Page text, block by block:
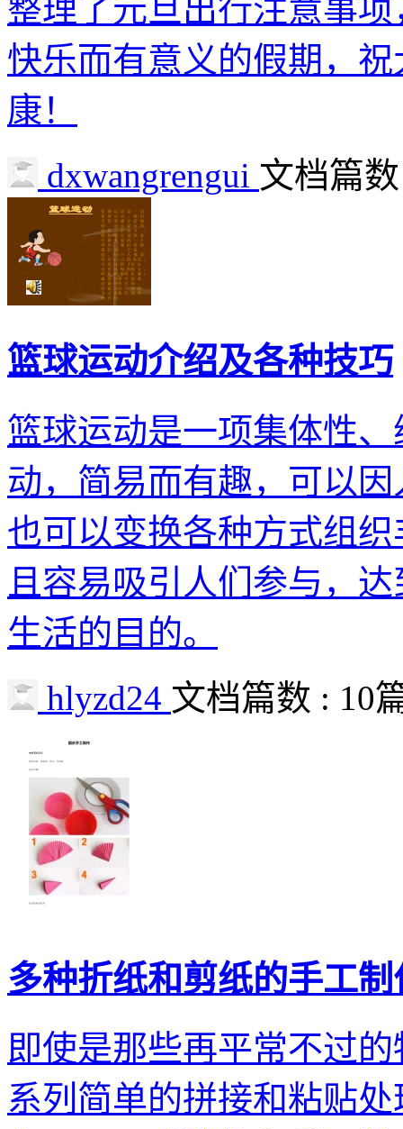
整理了元旦出行注意事
快乐而有意义的假期，
康！
dxwangrengui 文档篇
篮球运动介绍及各种技巧
篮球运动是一项集体性
动，简易而有趣，可以
也可以变换各种方式组
且容易吸引人们参与，
生活的目的。
hlyzd24 文档篇数 : 10
多种折纸和剪纸的手工
即使是那些再平常不过
系列简单的拼接和粘贴